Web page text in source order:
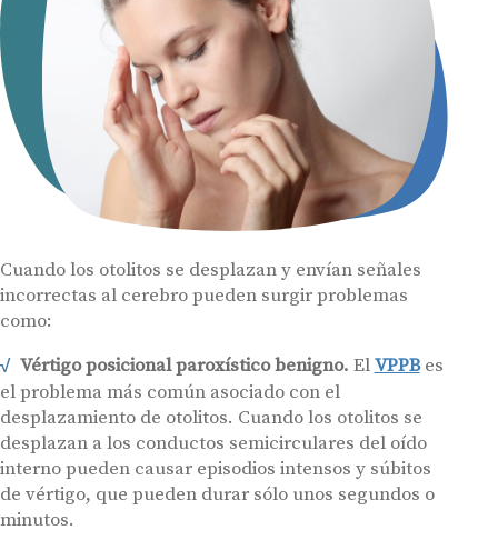
Cuando los otolitos se desplazan y envían señales
incorrectas al cerebro pueden surgir problemas
como:
Vértigo posicional paroxístico benigno. ElVPPBes
el problema más común asociado con el
desplazamiento de otolitos. Cuando los otolitos se
desplazan a los conductos semicirculares del oído
interno pueden causar episodios intensos y súbitos
de vértigo, que pueden durar sólo unos segundos o
minutos.